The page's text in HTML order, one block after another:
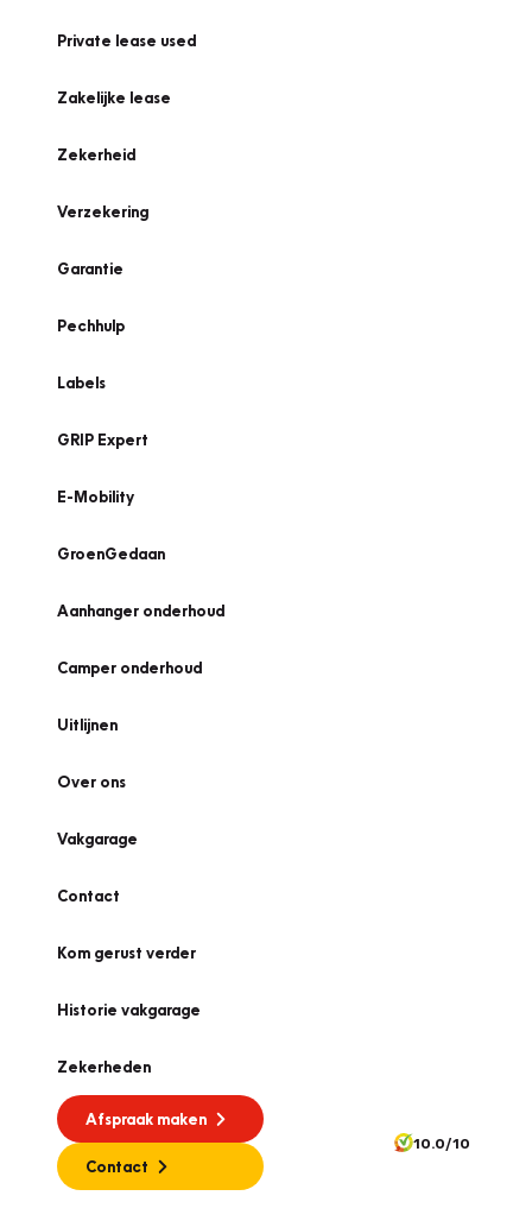
Private lease used
Zakelijke lease
Zekerheid
Verzekering
Garantie
Pechhulp
Labels
GRIP Expert
E-Mobility
GroenGedaan
Aanhanger onderhoud
Camper onderhoud
Uitlijnen
Over ons
Vakgarage
Contact
Kom gerust verder
Historie vakgarage
Zekerheden
Afspraak maken
Contact
10.0/10